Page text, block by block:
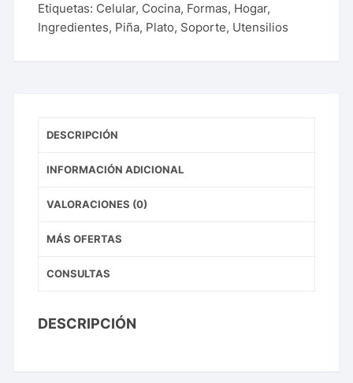
Etiquetas: Celular, Cocina, Formas, Hogar,
Ingredientes, Piña, Plato, Soporte, Utensilios
DESCRIPCIÓN
INFORMACIÓN ADICIONAL
VALORACIONES (0)
MÁS OFERTAS
CONSULTAS
DESCRIPCIÓN